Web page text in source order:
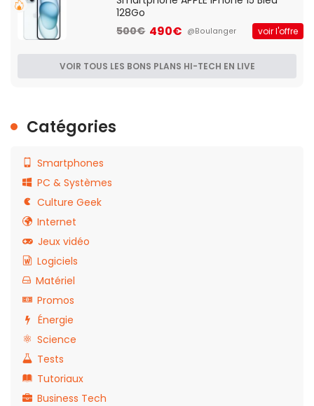
128Go
500€ 490€ @Boulanger voir l'offre
VOIR TOUS LES BONS PLANS HI-TECH EN LIVE
Catégories
Smartphones
PC & Systèmes
Culture Geek
Internet
Jeux vidéo
Logiciels
Matériel
Promos
Énergie
Science
Tests
Tutoriaux
Business Tech